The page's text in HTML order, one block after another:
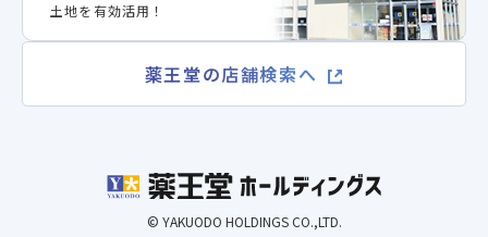
土地を有効活用！
薬王堂の店舗検索へ
© YAKUODO HOLDINGS CO.,LTD.